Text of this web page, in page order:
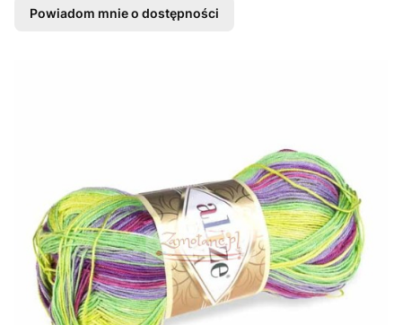
Powiadom mnie o dostępności